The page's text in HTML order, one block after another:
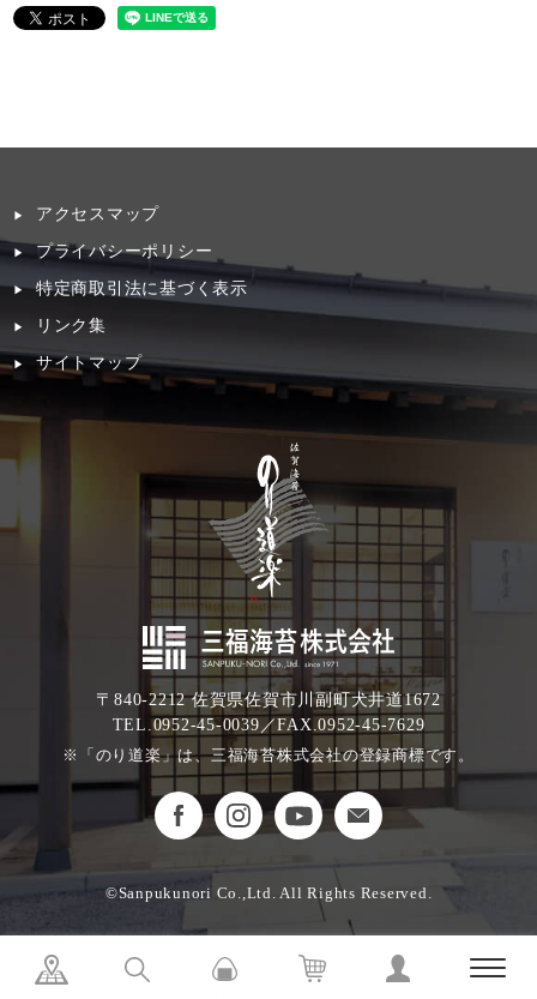
アクセスマップ
プライバシーポリシー
特定商取引法に基づく表示
リンク集
サイトマップ
〒840-2212 佐賀県佐賀市川副町犬井道1672
TEL.0952-45-0039／FAX.0952-45-7629
※「のり道楽」は、三福海苔株式会社の登録商標です。
©Sanpukunori Co.,Ltd. All Rights Reserved.